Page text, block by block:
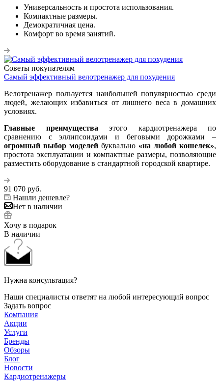
Универсальность и простота использования.
Компактные размеры.
Демократичная цена.
Комфорт во время занятий.
Советы покупателям
Самый эффективный велотренажер для похудения
Велотренажер пользуется наибольшей популярностью среди
людей, желающих избавиться от лишнего веса в домашних
условиях.
Главные преимущества этого кардиотренажера по
сравнению с эллипсоидами и беговыми дорожками –
огромный выбор моделей буквально «на любой кошелек»,
простота эксплуатации и компактные размеры, позволяющие
разместить оборудование в стандартной городской квартире.
91 070 руб.
Нашли дешевле?
Нет в наличии
Хочу в подарок
В наличии
Нужна консультация?
Наши специалисты ответят на любой интересующий вопрос
Задать вопрос
Компания
Акции
Услуги
Бренды
Обзоры
Блог
Новости
Кардиотренажеры